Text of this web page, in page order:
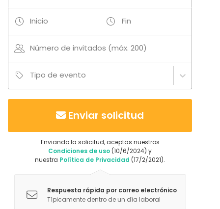
Inicio Fin
Número de invitados (máx. 200)
Tipo de evento
Enviar solicitud
Enviando la solicitud, aceptas nuestros
Condiciones de uso (10/6/2024) y
nuestra Política de Privacidad (17/2/2021).
Respuesta rápida por correo electrónico
Típicamente dentro de un día laboral